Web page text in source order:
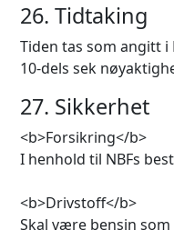
26. Tidtaking
Tiden tas som angitt i
10-dels sek
27. Sikkerhet
<b>Forsikring</b>
I henhold til NBFs
<b>Drivstoff</b>
Skal være bensin